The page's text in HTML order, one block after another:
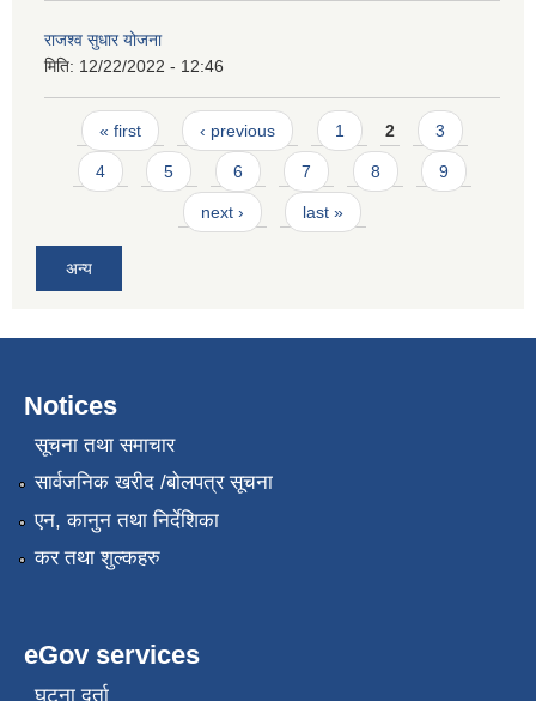
राजश्व सुधार योजना
मिति: 12/22/2022 - 12:46
Pages
« first ‹ previous 1 2 3
4 5 6 7 8 9
next › last »
अन्य
Notices
सूचना तथा समाचार
सार्वजनिक खरीद /बोलपत्र सूचना
एन, कानुन तथा निर्देशिका
कर तथा शुल्कहरु
eGov services
घटना दर्ता